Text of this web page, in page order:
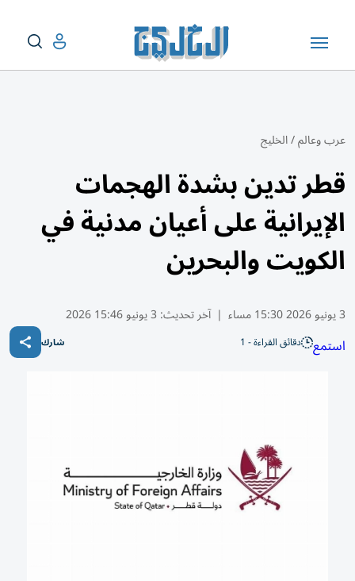
عرب وعالم/الخليج
قطر تدين بشدة الهجمات
الإيرانية على أعيان مدنية في
الكويت والبحرين
3 يونيو 2026 15:30 مساء | آخر تحديث: 3 يونيو 15:46 2026
استمع دقائق القراءة - 1 شارك